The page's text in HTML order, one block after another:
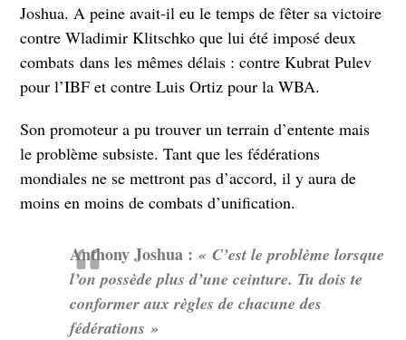
Joshua. A peine avait-il eu le temps de fêter sa victoire
contre Wladimir Klitschko que lui été imposé deux
combats dans les mêmes délais : contre Kubrat Pulev
pour l’IBF et contre Luis Ortiz pour la WBA.
Son promoteur a pu trouver un terrain d’entente mais
le problème subsiste. Tant que les fédérations
mondiales ne se mettront pas d’accord, il y aura de
moins en moins de combats d’unification.
Anthony Joshua :« C’est le problème lorsque
l’on possède plus d’une ceinture. Tu dois te
conformer aux règles de chacune des
fédérations »